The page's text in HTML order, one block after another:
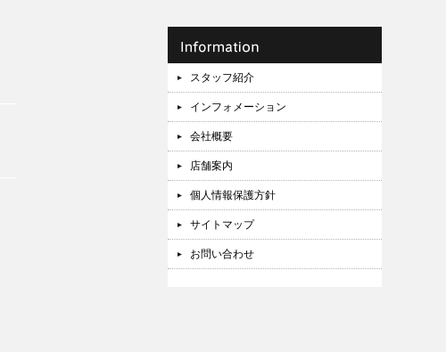
スタッフ紹介
インフォメーション
会社概要
店舗案内
個人情報保護方針
サイトマップ
お問い合わせ